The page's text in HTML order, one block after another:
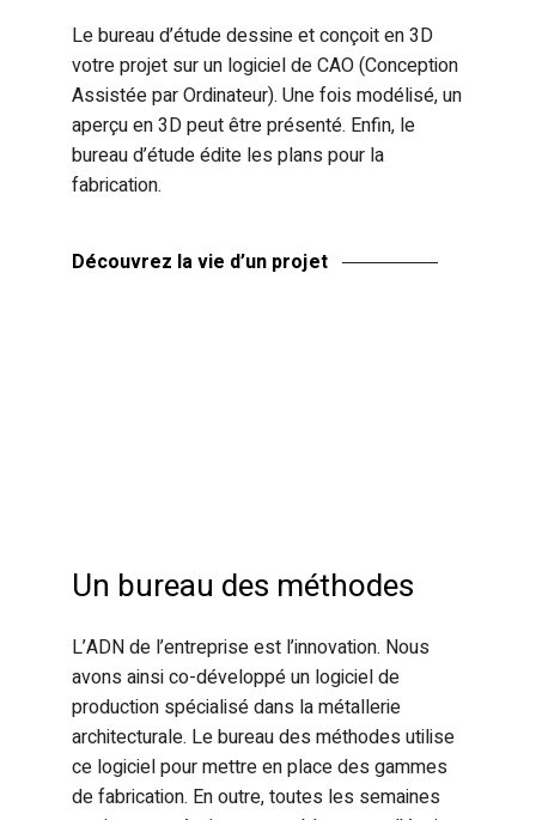
Le bureau d’étude dessine et conçoit en 3D
votre projet sur un logiciel de CAO (Conception
Assistée par Ordinateur). Une fois modélisé, un
aperçu en 3D peut être présenté. Enfin, le
bureau d’étude édite les plans pour la
fabrication.
Découvrez la vie d’un projet
Un bureau des méthodes
L’ADN de l’entreprise est l’innovation. Nous
avons ainsi co-développé un logiciel de
production spécialisé dans la métallerie
architecturale. Le bureau des méthodes utilise
ce logiciel pour mettre en place des gammes
de fabrication. En outre, toutes les semaines